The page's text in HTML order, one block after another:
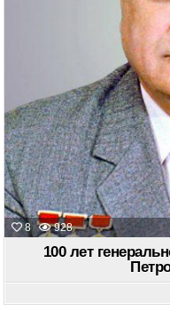
8 928
100 лет